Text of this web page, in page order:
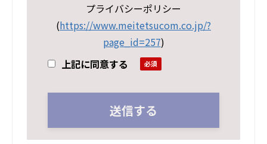
ただきます。
・当社の個人情報の取扱いおよび
個人情報保護方針については下記
URLよりプライバシーポリシーペ
プライバシーポリシー
(https://www.meitetsucom.co.jp/?
page_id=257)
上記に同意する